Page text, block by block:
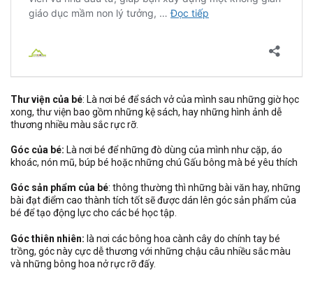
Thư viện của bé: Là nơi bé để sách vở của mình sau những giờ học
xong, thư viện bao gồm những kệ sách, hay những hình ảnh dễ
thương nhiều màu sắc rực rỡ.
Góc của bé: Là nơi bé để những đò dùng của mình như cặp, áo
khoác, nón mũ, búp bé hoặc những chú Gấu bông mà bé yêu thích
Góc sản phẩm của bé: thông thường thì những bài văn hay, những
bài đạt điểm cao thành tích tốt sẽ được dán lên góc sản phẩm của
bé để tạo động lực cho các bé học tập.
Góc thiên nhiên: là nơi các bông hoa cành cây do chính tay bé
trồng, góc này cực dễ thương với những chậu câu nhiều sắc màu
và những bông hoa nở rực rỡ đấy.